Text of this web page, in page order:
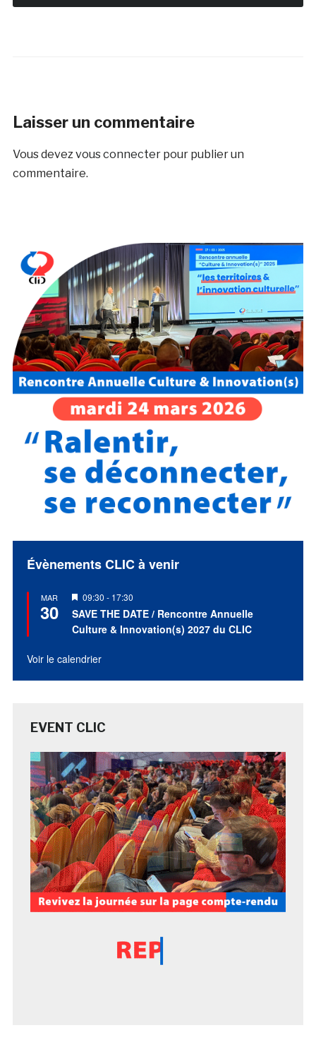
Laisser un commentaire
Vous devezvous connecterpour publier un
commentaire.
Évènements CLIC à venir
MAR
30
Mis
en
avant
09:30 - 17:30
SAVE THE DATE / Rencontre Annuelle
Culture & Innovation(s) 2027 du CLIC
Voir le calendrier
EVENT CLIC